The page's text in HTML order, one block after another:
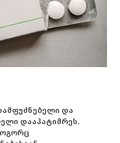
და
დააპატიმრეს.